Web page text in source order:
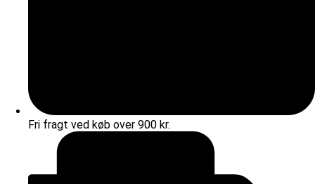
Fri fragt ved køb over 900 kr.